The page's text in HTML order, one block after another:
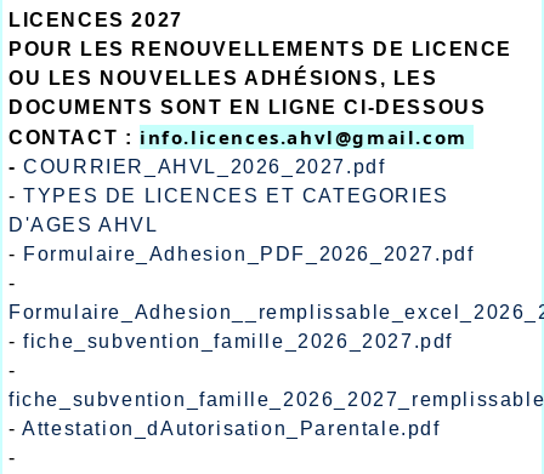
LICENCES 2027
POUR LES RENOUVELLEMENTS DE LICENCE
OU LES NOUVELLES ADHÉSIONS, LES
DOCUMENTS SONT EN LIGNE CI-DESSOUS
CONTACT : info.licences.ahvl@gmail.com
-COURRIER_AHVL_2026_2027.pdf
-TYPES DE LICENCES ET CATEGORIES
D'AGES AHVL
- Formulaire_Adhesion_PDF_2026_2027.pdf
-
-fiche_subvention_famille_2026_2027.pdf
-
-Attestation_dAutorisation_Parentale.pdf
-